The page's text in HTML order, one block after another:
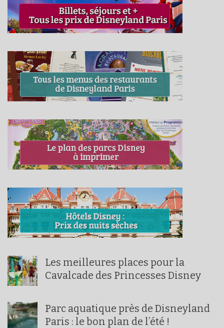
Les meilleures places pour la
Cavalcade des Princesses Disney
Parc aquatique près de Disneyland
Paris : le bon plan de l’été !